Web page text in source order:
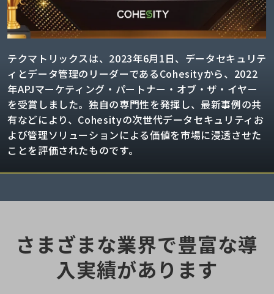
テクマトリックスは、2023年6月1日、データセキュリテ
ィとデータ管理のリーダーであるCohesityから、2022
年APJマーケティング・パートナー・オブ・ザ・イヤー
を受賞しました。独自の専門性を発揮し、最新事例の共
有などにより、Cohesityの次世代データセキュリティお
よび管理ソリューションによる価値を市場に浸透させた
ことを評価されたものです。
さまざまな業界で豊富な導
入実績があります